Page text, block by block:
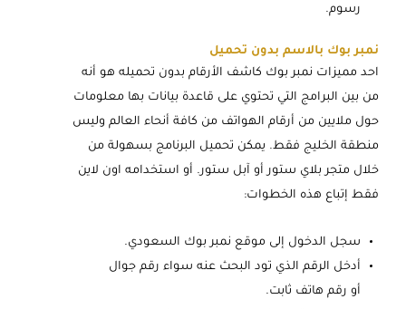
رسوم.
نمبر بوك بالاسم بدون تحميل
احد مميزات نمبر بوك كاشف الأرقام بدون تحميله هو أنه
من بين البرامج التي تحتوي على قاعدة بيانات بها معلومات
حول ملايين من أرقام الهواتف من كافة أنحاء العالم وليس
منطقة الخليج فقط. يمكن تحميل البرنامج بسهولة من
خلال متجر بلاي ستور أو آبل ستور. أو استخدامه اون لاين
فقط إتباع هذه الخطوات:
سجل الدخول إلى موقع نمبر بوك السعودي.
أدخل الرقم الذي تود البحث عنه سواء رقم جوال
أو رقم هاتف ثابت.